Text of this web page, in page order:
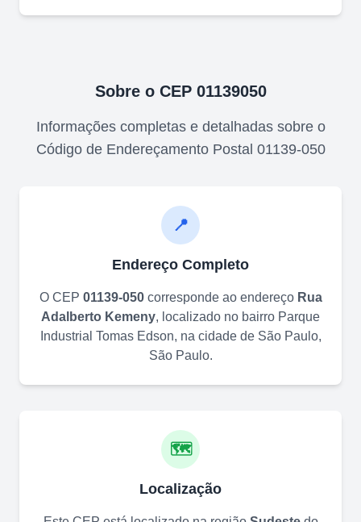
Sobre o CEP 01139050
Informações completas e detalhadas sobre o
Código de Endereçamento Postal 01139-050
📍
Endereço Completo
O CEP 01139-050corresponde ao endereço Rua
Adalberto Kemeny, localizado no bairro Parque
Industrial Tomas Edson, na cidade de São Paulo,
São Paulo.
🗺️
Localização